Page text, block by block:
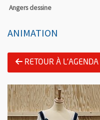
Angers dessine
ANIMATION
RETOUR À L'AGENDA